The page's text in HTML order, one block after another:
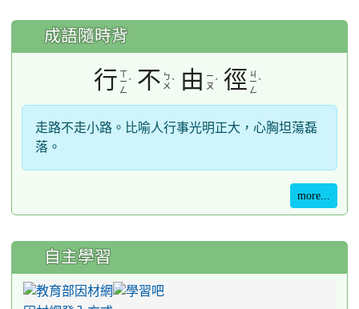
成語隨時背
行 ㄒ
ㄧ
ㄥ
ˊ 不 ㄅ
ㄨ ˋ 由 ㄧ
ㄡ ˊ 徑 ㄐ
ㄧ
ㄥ
ˋ
走路不走小路。比喻人行事光明正大，心胸坦蕩磊
落。
more...
自主學習